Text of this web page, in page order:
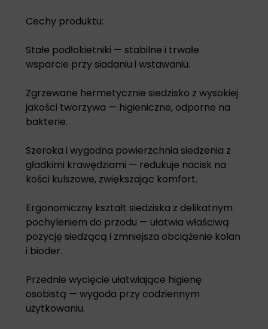
Cechy produktu:
Stałe podłokietniki — stabilne i trwałe
wsparcie przy siadaniu i wstawaniu.
Zgrzewane hermetycznie siedzisko z wysokiej
jakości tworzywa — higieniczne, odporne na
bakterie.
Szeroka i wygodna powierzchnia siedzenia z
gładkimi krawędziami — redukuje nacisk na
kości kulszowe, zwiększając komfort.
Ergonomiczny kształt siedziska z delikatnym
pochyleniem do przodu — ułatwia właściwą
pozycję siedzącą i zmniejsza obciążenie kolan
i bioder.
Przednie wycięcie ułatwiające higienę
osobistą — wygoda przy codziennym
użytkowaniu.